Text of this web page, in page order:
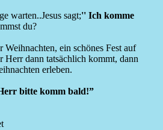
warten..Jesus sagt;'' Ich komme
du?
ein schönes Fest auf
Herr dann tatsächlich kommt, dann
erleben.
bitte komm bald!”